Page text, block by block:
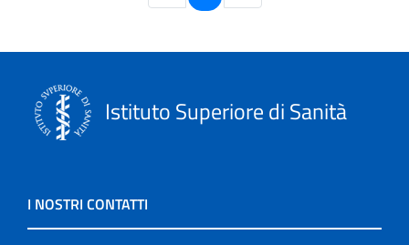
Istituto Superiore di Sanità
I NOSTRI CONTATTI